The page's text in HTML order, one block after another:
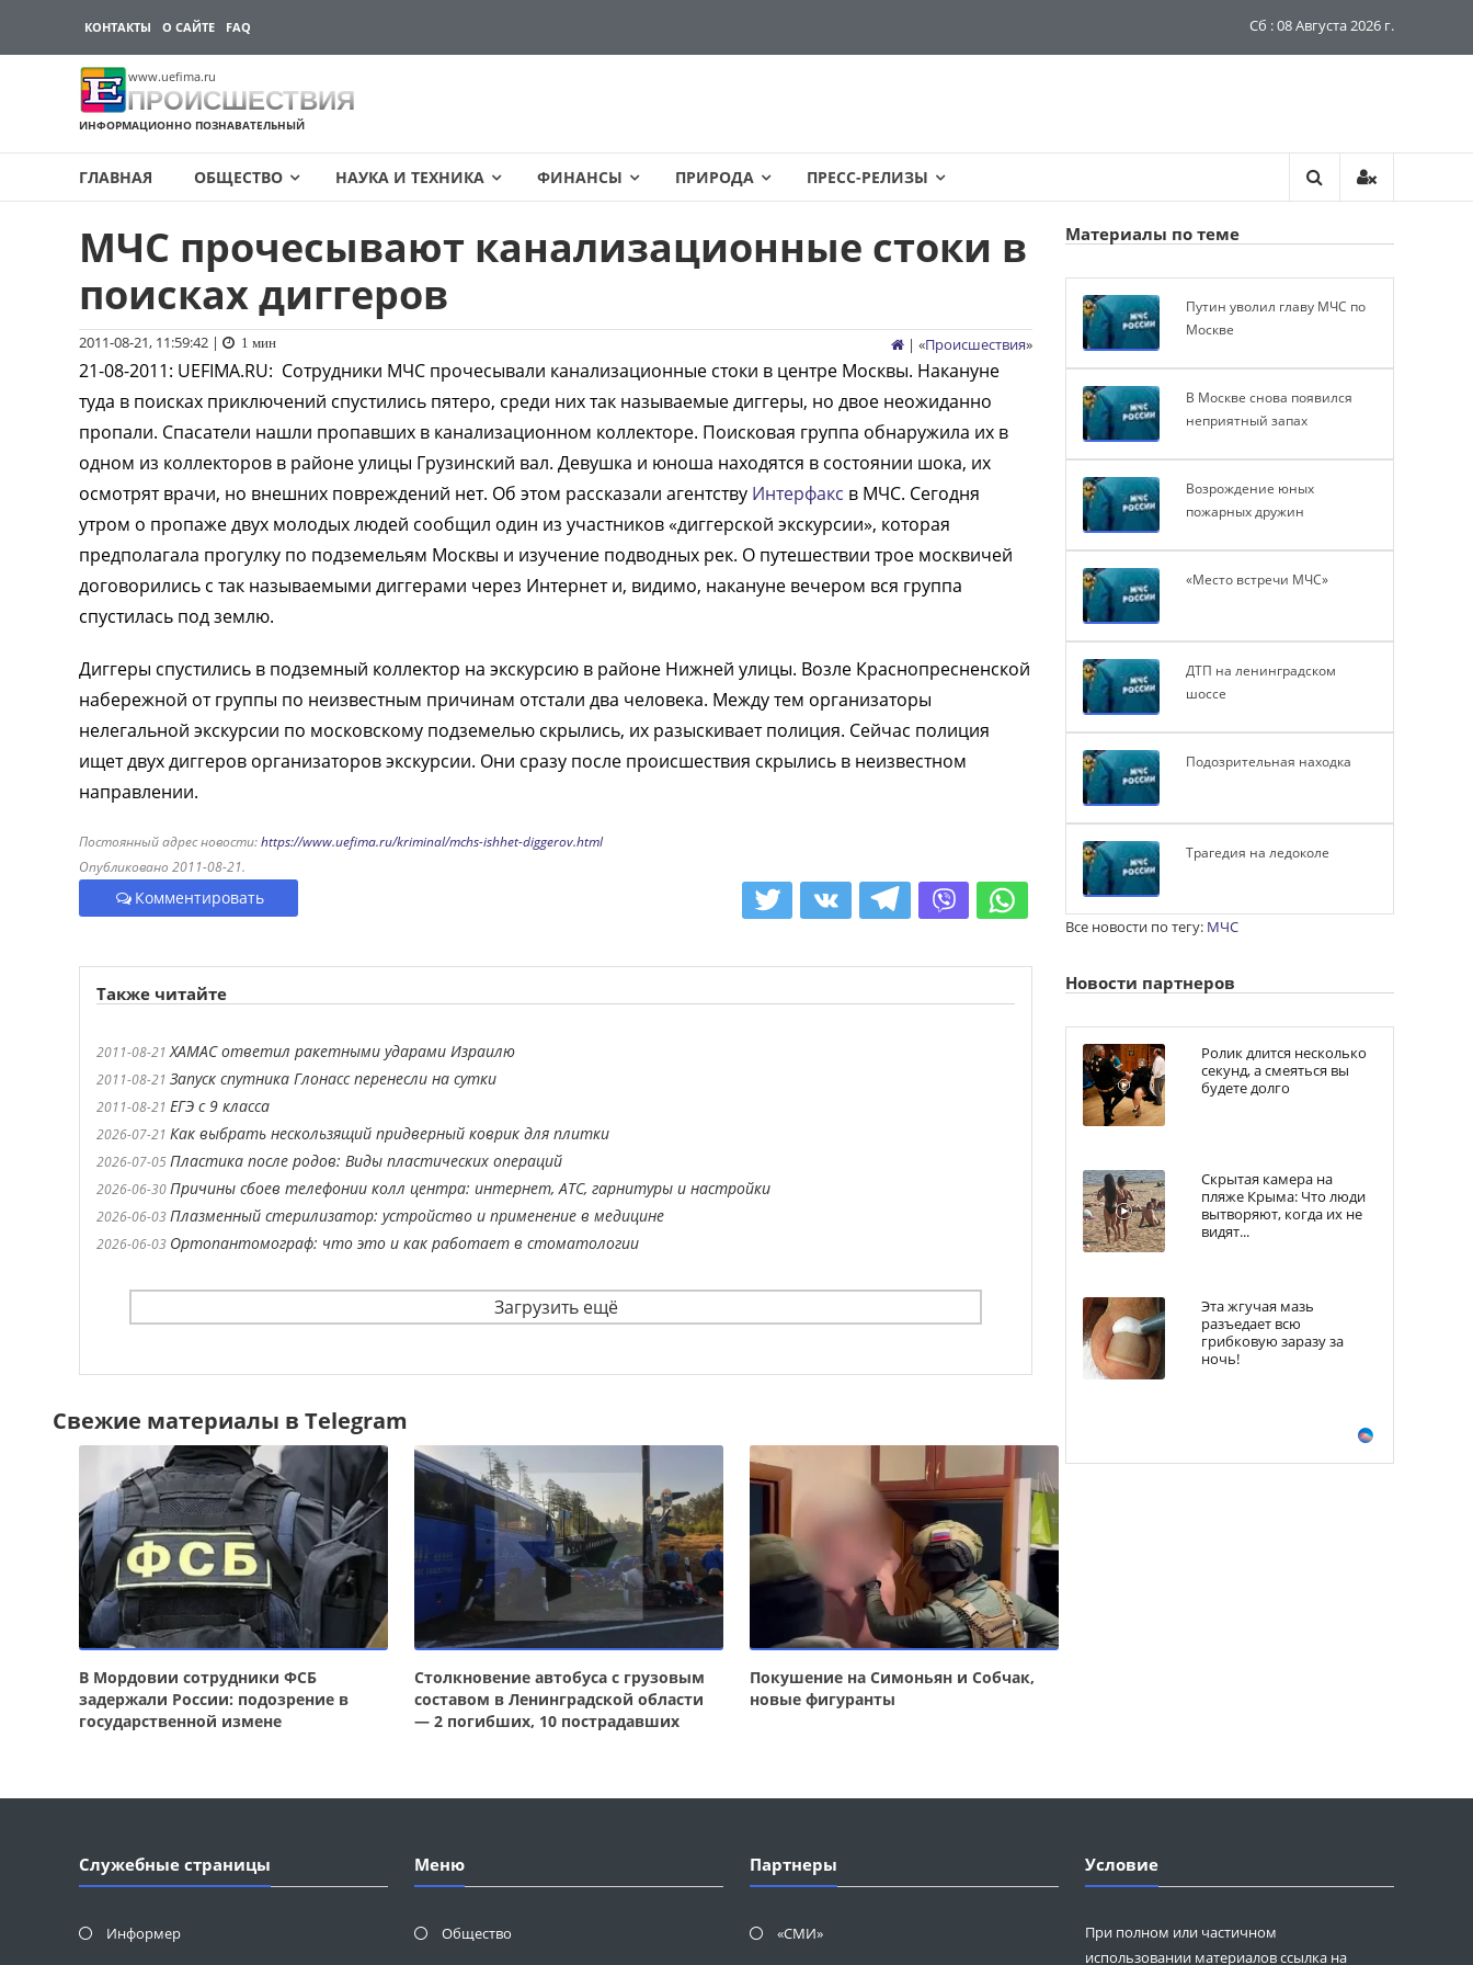
КОНТАКТЫ О САЙТЕ FAQ Сб : 08 Августа 2026 г.
www.uefima.ru
ПРОИСШЕСТВИЯ
ИНФОРМАЦИОННО ПОЗНАВАТЕЛЬНЫЙ
ГЛАВНАЯ ОБЩЕСТВО НАУКА И ТЕХНИКА ФИНАНСЫ ПРИРОДА ПРЕСС-РЕЛИЗЫ
содержимому
МЧС прочесывают канализационные стоки в
поисках диггеров
2011-08-21, 11:59:42 | 1 мин | «Происшествия»
21-08-2011: UEFIMA.RU: Сотрудники МЧС прочесывали канализационные стоки в центре Москвы. Накануне
туда в поисках приключений спустились пятеро, среди них так называемые диггеры, но двое неожиданно
пропали. Спасатели нашли пропавших в канализационном коллекторе. Поисковая группа обнаружила их в
одном из коллекторов в районе улицы Грузинский вал. Девушка и юноша находятся в состоянии шока, их
осмотрят врачи, но внешних повреждений нет. Об этом рассказали агентству Интерфакс в МЧС. Сегодня
утром о пропаже двух молодых людей сообщил один из участников «диггерской экскурсии», которая
предполагала прогулку по подземельям Москвы и изучение подводных рек. О путешествии трое москвичей
договорились с так называемыми диггерами через Интернет и, видимо, накануне вечером вся группа
спустилась под землю.
Диггеры спустились в подземный коллектор на экскурсию в районе Нижней улицы. Возле Краснопресненской
набережной от группы по неизвестным причинам отстали два человека. Между тем организаторы
нелегальной экскурсии по московскому подземелью скрылись, их разыскивает полиция. Сейчас полиция
ищет двух диггеров организаторов экскурсии. Они сразу после происшествия скрылись в неизвестном
направлении.
Постоянный адрес новости:https://www.uefima.ru/kriminal/mchs-ishhet-diggerov.html
Опубликовано 2011-08-21.
Комментировать
Также читайте
2011-08-21 ХАМАС ответил ракетными ударами Израилю
2011-08-21 Запуск спутника Глонасс перенесли на сутки
2011-08-21 ЕГЭ с 9 класса
2026-07-21 Как выбрать нескользящий придверный коврик для плитки
2026-07-05Пластика после родов: Виды пластических операций
2026-06-30Причины сбоев телефонии колл центра: интернет, АТС, гарнитуры и настройки
2026-06-03Плазменный стерилизатор: устройство и применение в медицине
2026-06-03 Ортопантомограф: что это и как работает в стоматологии
Загрузить ещё
Свежие материалы в Telegram
В Мордовии сотрудники ФСБ
задержали России: подозрение в
государственной измене
Столкновение автобуса с грузовым
составом в Ленинградской области
— 2 погибших, 10 пострадавших
Покушение на Симоньян и Собчак,
новые фигуранты
Материалы по теме
Путин уволил главу МЧС по
Москве
В Москве снова появился
неприятный запах
Возрождение юных
пожарных дружин
«Место встречи МЧС»
ДТП на ленинградском
шоссе
Подозрительная находка
Трагедия на ледоколе
Все новости по тегу: МЧС
Новости партнеров
Ролик длится несколько
секунд, а смеяться вы
будете долго
Скрытая камера на
пляже Крыма: Что люди
вытворяют, когда их не
видят...
Эта жгучая мазь
разъедает всю
грибковую заразу за
ночь!
Служебные страницы
Информер
Меню
Общество
Партнеры
«СМИ»
Условие
При полном или частичном
использовании материалов ссылка на